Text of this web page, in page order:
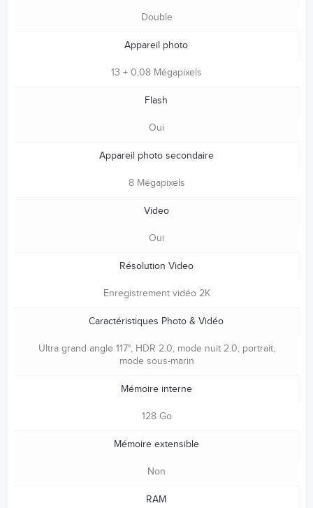
Double
Appareil photo
13 + 0,08 Mégapixels
Flash
Oui
Appareil photo secondaire
8 Mégapixels
Video
Oui
Résolution Video
Enregistrement vidéo 2K
Caractéristiques Photo & Vidéo
Ultra grand angle 117°, HDR 2.0, mode nuit 2.0, portrait,
mode sous-marin
Mémoire interne
128 Go
Mémoire extensible
Non
RAM